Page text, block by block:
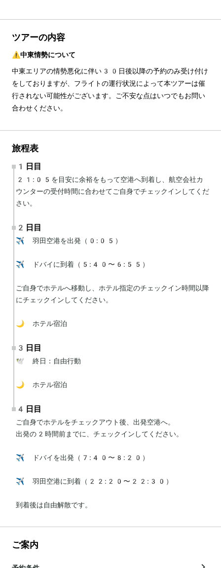
ツアーの内容
⚠️中東情勢について
中東エリアの情勢悪化に伴い30日後以降の予約のみ受け付け
をしておりますが、フライトの運行状況によって本ツアーは催
行されない可能性がございます。ご不安な点はいつでもお問い
合わせください。
旅程表
1日目
21:05を目安に余裕をもって空港へ到着し、航空会社カ
ウンターの受付時間に合わせてご自身でチェックインしてくだ
さい。
2日目
✈️ 羽田空港を出発（0:05）
✈️ ドバイに到着（5:40〜6:55）
ご自身でホテルへ移動し、ホテル指定のチェックイン時間以降
にチェックインしてください。
🌙 ホテル宿泊
3日目
🕊 終日：自由行動
🌙 ホテル宿泊
4日目
ご自身でホテルをチェックアウト後、出発空港へ。
出発の2時間前までに、チェックインしてください。
✈️ ドバイを出発（7:40〜8:20）
✈️ 羽田空港に到着（22:20〜22:30）
到着後は自由解散です。
ご案内